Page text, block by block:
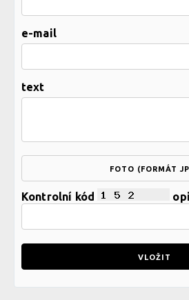
e-mail
text
FOTO (FORMÁT
Kontrolní kód